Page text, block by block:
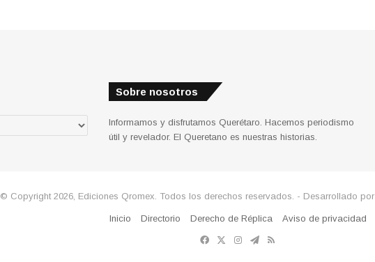
Sobre nosotros
Informamos y disfrutamos Querétaro. Hacemos periodismo
útil y revelador. El Queretano es nuestras historias.
© Copyright 2026, Ediciones Qromex. Todos los derechos reservados. - Desarrollado por
Inicio Directorio Derecho de Réplica
Aviso de privacidad
Facebook
X Instagram
Telegram
RSS